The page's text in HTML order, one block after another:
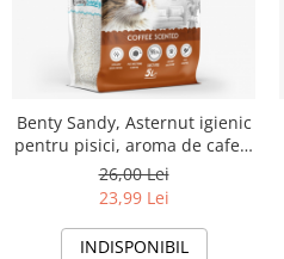
Benty Sandy, Asternut igienic
pentru pisici, aroma de cafea,
5l
26,00 Lei
23,99 Lei
INDISPONIBIL